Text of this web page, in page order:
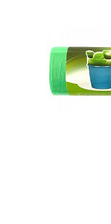
Apret & solutii speciale
Balsam rufe
Detergent lichid